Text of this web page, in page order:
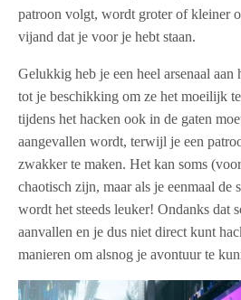
patroon volgt, wordt groter of kleiner
vijand dat je voor je hebt staan.
Gelukkig heb je een heel arsenaal aan
tot je beschikking om ze het moeilijk
tijdens het hacken ook in de gaten
aangevallen wordt, terwijl je een
zwakker te maken. Het kan soms
chaotisch zijn, maar als je eenmaal de
wordt het steeds leuker! Ondanks dat
aanvallen en je dus niet direct kunt
manieren om alsnog je avontuur te